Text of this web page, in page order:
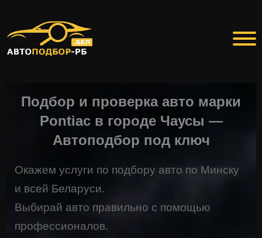
Подбор и проверка авто марки
Pontiac в городе Чаусы —
Автоподбор под ключ
Окажем услуги по подбору авто по Минску
и всей Беларуси.
Выбирай авто правильно с помощью
профессионалов.